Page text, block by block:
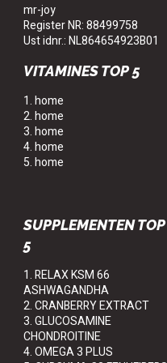
mr-joy
Register NR: 88499758
Ust idnr.: NL864654923B01
VITAMINES TOP 5
1. home
2. home
3. home
4. home
5. home
SUPPLEMENTEN TOP
5
1. RELAX KSM 66
ASHWAGANDHA
2. CRANBERRY EXTRACT
3. GLUCOSAMINE
CHONDROITINE
4. OMEGA 3 PLUS